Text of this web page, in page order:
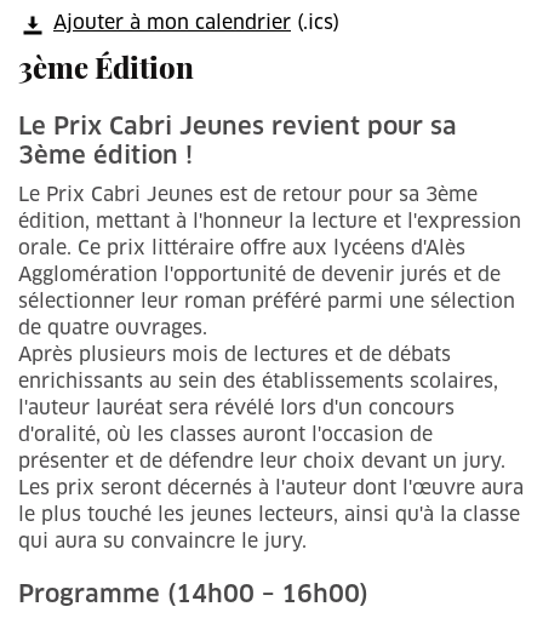
Ajouter à mon calendrier (.ics)
3ème Édition
Le Prix Cabri Jeunes revient pour sa
3ème édition !
Le Prix Cabri Jeunes est de retour pour sa 3ème
édition, mettant à l'honneur la lecture et l'expression
orale. Ce prix littéraire offre aux lycéens d'Alès
Agglomération l'opportunité de devenir jurés et de
sélectionner leur roman préféré parmi une sélection
de quatre ouvrages.
Après plusieurs mois de lectures et de débats
enrichissants au sein des établissements scolaires,
l'auteur lauréat sera révélé lors d'un concours
d'oralité, où les classes auront l'occasion de
présenter et de défendre leur choix devant un jury.
Les prix seront décernés à l'auteur dont l'œuvre aura
le plus touché les jeunes lecteurs, ainsi qu'à la classe
qui aura su convaincre le jury.
Programme (14h00 – 16h00)